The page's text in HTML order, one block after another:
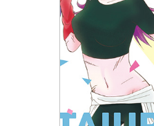
会社情報
スクウェア・エニックス サイト内検